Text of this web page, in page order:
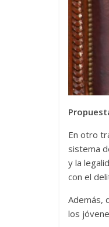
En otro
sistema
y la
con el
Además,
los